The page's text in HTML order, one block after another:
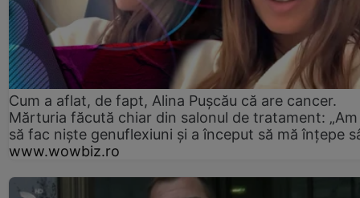
Cum a aflat, de fapt, Alina Pușcău că are cancer.
Mărturia făcută chiar din salonul de tratament:
să fac niște genuflexiuni și a început să mă înțepe
www.wowbiz.ro